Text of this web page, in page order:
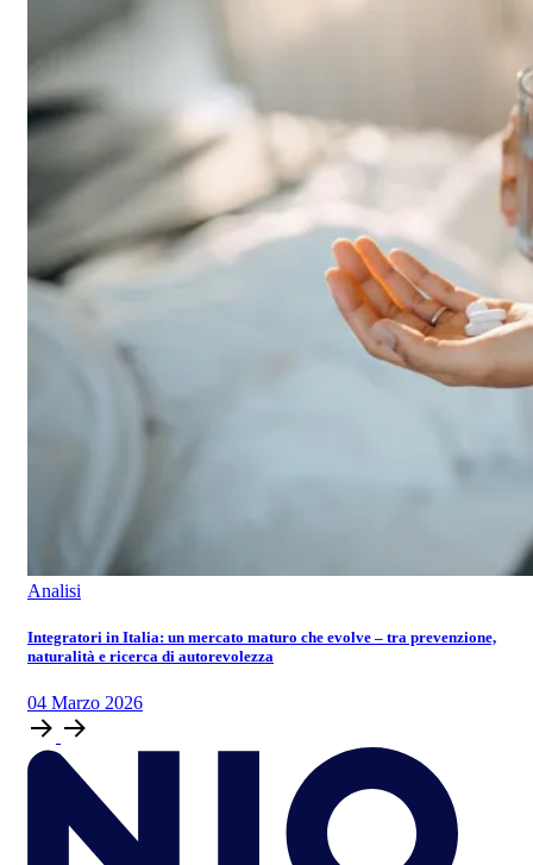
Analisi
Integratori in Italia: un mercato maturo che evolve – tra prevenzione,
naturalità e ricerca di autorevolezza
04 Marzo 2026